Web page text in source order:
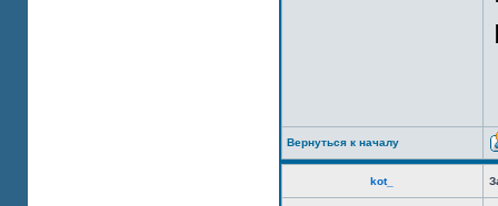
Вернуться к началу
kot_